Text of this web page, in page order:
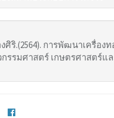
.(2564). การพัฒนาเครื่อ
มศาสตร์ เกษตรศาสตร์แล